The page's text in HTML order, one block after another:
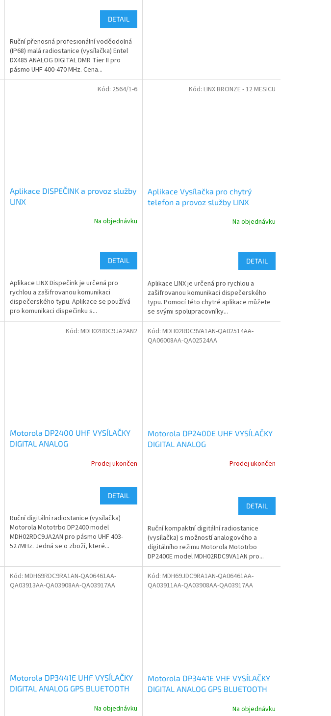
DETAIL
Ruční přenosná profesionální voděodolná
(IP68) malá radiostanice (vysílačka) Entel
DX485 ANALOG DIGITAL DMR Tier II pro
pásmo UHF 400-470 MHz. Cena...
Aplikace DISPEČINK a provoz služby
LINX
Na objednávku
DETAIL
Aplikace LINX Dispečink je určená pro
rychlou a zašifrovanou komunikaci
dispečerského typu. Aplikace se používá
pro komunikaci dispečinku s...
Kód: 2564/1-6
Aplikace Vysílačka pro chytrý
telefon a provoz služby LINX
Na objednávku
DETAIL
Aplikace LINX je určená pro rychlou a
zašifrovanou komunikaci dispečerského
typu. Pomocí této chytré aplikace můžete
se svými spolupracovníky...
Kód: LINX BRONZE - 12 MESICU
Motorola DP2400 UHF VYSÍLAČKY
DIGITAL ANALOG
Prodej ukončen
DETAIL
Ruční digitální radiostanice (vysílačka)
Motorola Mototrbo DP2400 model
MDH02RDC9JA2AN pro pásmo UHF 403-
527MHz. Jedná se o zboží, které...
Kód: MDH02RDC9JA2AN2
Motorola DP2400E UHF VYSÍLAČKY
DIGITAL ANALOG
Prodej ukončen
DETAIL
Ruční kompaktní digitální radiostanice
(vysílačka) s možností analogového a
digitálního režimu Motorola Mototrbo
DP2400E model MDH02RDC9VA1AN pro...
Kód: MDH02RDC9VA1AN-QA02514AA-
QA06008AA-QA02524AA
Motorola DP3441E UHF VYSÍLAČKY
DIGITAL ANALOG GPS BLUETOOTH
Na objednávku
Kód: MDH69RDC9RA1AN-QA06461AA-
QA03913AA-QA03908AA-QA03917AA
Motorola DP3441E VHF VYSÍLAČKY
DIGITAL ANALOG GPS BLUETOOTH
Na objednávku
Kód: MDH69JDC9RA1AN-QA06461AA-
QA03911AA-QA03908AA-QA03917AA